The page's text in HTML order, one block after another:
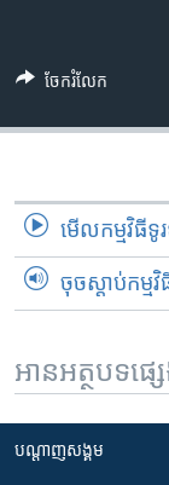
ចែករំលែក
មើល​កម្មវិធី​ទូ
ចុចស្តាប់កម្មវិ
អានអត្ថបទផ្
បណ្តាញ​សង្គម